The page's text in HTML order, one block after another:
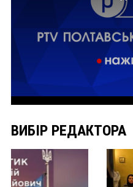
ВИБІР РЕДАКТОРА